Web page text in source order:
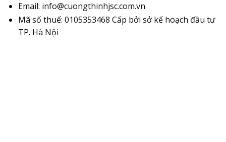
Email: info@cuongthinhjsc.com.vn
Mã số thuế: 0105353468 Cấp bởi sở kế hoạch đầu tư
TP. Hà Nội